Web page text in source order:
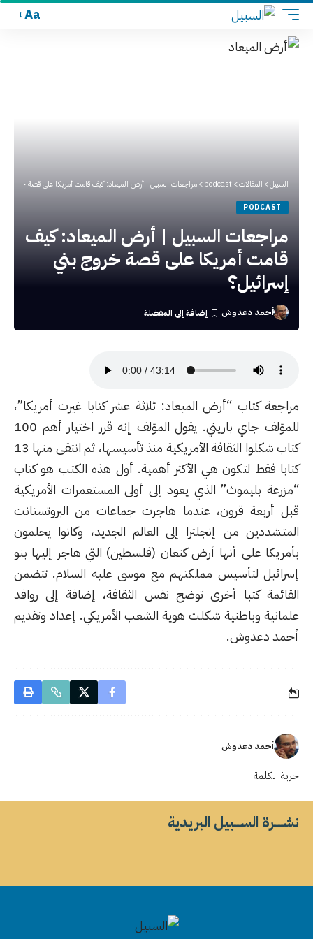
Aa
السبيل> المقالات>
podcast
>مراجعات السبيل | أرض الميعاد: كيف قامت أمريكا على قصة خروج بني
PODCAST
مراجعات السبيل | أرض الميعاد: كيف
قامت أمريكا على قصة خروج بني
إسرائيل؟
أحمد دعدوش
مراجعة كتاب “أرض الميعاد: ثلاثة عشر كتابا غيرت أمريكا”،
للمؤلف جاي باريني. يقول المؤلف إنه قرر اختيار أهم 100
كتاب شكلوا الثقافة الأمريكية منذ تأسيسها، ثم انتقى منها 13
كتابا فقط لتكون هي الأكثر أهمية. أول هذه الكتب هو كتاب
“مزرعة بليموث” الذي يعود إلى أولى المستعمرات الأمريكية
قبل أربعة قرون، عندما هاجرت جماعات من البروتستانت
المتشددين من إنجلترا إلى العالم الجديد، وكانوا يحلمون
بأمريكا على أنها أرض كنعان (فلسطين) التي هاجر إليها بنو
إسرائيل لتأسيس مملكتهم مع موسى عليه السلام. تتضمن
القائمة كتبا أخرى توضح نفس الثقافة، إضافة إلى روافد
علمانية وباطنية شكلت هوية الشعب الأمريكي. إعداد وتقديم
أحمد دعدوش.
أحمد دعدوش
حرية الكلمة
نشــــــرة الســــبيل البريدية